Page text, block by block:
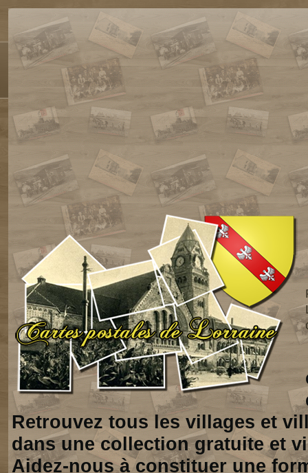
Retrouvez tous les villages et
dans une collection gratuite et
Aidez-nous à constituer une